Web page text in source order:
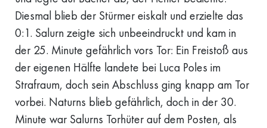
Diesmal blieb der Stürmer eiskalt und erzielte das
0:1. Salurn zeigte sich unbeeindruckt und kam in
der 25. Minute gefährlich vors Tor: Ein Freistoß aus
der eigenen Hälfte landete bei Luca Poles im
Strafraum, doch sein Abschluss ging knapp am Tor
vorbei. Naturns blieb gefährlich, doch in der 30.
Minute war Salurns Torhüter auf dem Posten, als